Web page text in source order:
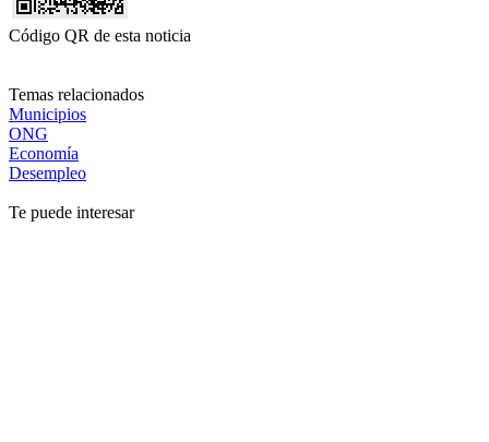
Código QR de esta noticia
Temas relacionados
Municipios
ONG
Economía
Desempleo
Te puede interesar